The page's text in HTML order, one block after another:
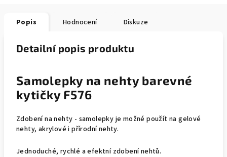
Popis Hodnocení Diskuze
Detailní popis produktu
Samolepky na nehty barevné
kytičky F576
Zdobení na nehty - samolepky je možné použít na gelové
nehty, akrylové i přírodní nehty.
Jednoduché, rychlé a efektní zdobení nehtů.